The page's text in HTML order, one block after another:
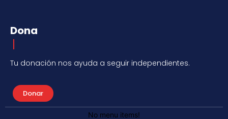
Dona
Tu donación nos ayuda a seguir independientes.
Donar
No menu items!